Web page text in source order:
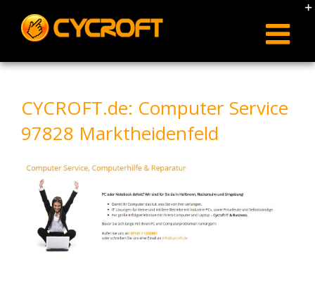
content
CYCROFT.de: Computer Service
97828 Marktheidenfeld